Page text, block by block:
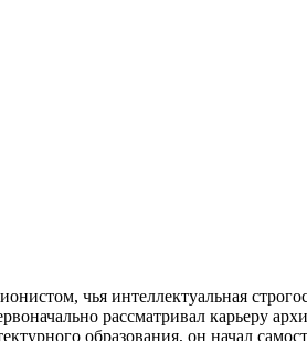
чья интеллектуальная
рассматривал карьеру
образования, он начал